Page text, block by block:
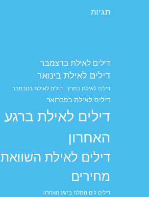
תגיות
דילים לאילת בדצמבר
דילים לאילת בינואר
דילים לאילת במרץ דילים לאילת בנובמבר
דילים לאילת בפברואר
דילים לאילת ברגע
האחרון
דילים לאילת השוואת
מחירים
דילים לים המלח ברגע האחרון